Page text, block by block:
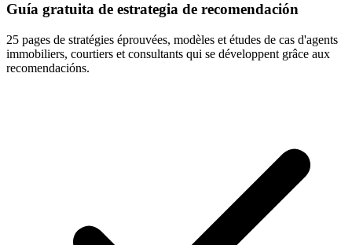
Guía gratuita de estrategia de recomendación
25 pages de stratégies éprouvées, modèles et études de cas d'agents
immobiliers, courtiers et consultants qui se développent grâce aux
recomendacións.